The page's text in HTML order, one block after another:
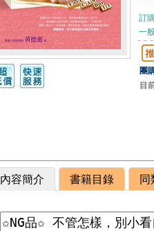
訂
一
團
目
內容簡介 書籍目錄 同